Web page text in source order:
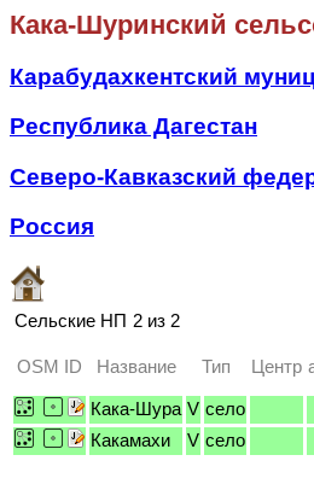
Кака-Шуринский
Карабудахкентский
Республика Дагестан
Северо-Кавказский
Россия
Сельские НП 2 из 2
OSM ID Название Тип Центр
Кака-Шура V село
Какамахи
V село